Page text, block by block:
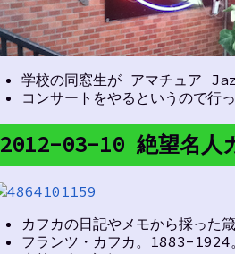
学校の同窓生が アマチュア
コンサートをやるというので行
2012-03-10 絶望名人
カフカの日記やメモから採った
フランツ・カフカ。1883-1924